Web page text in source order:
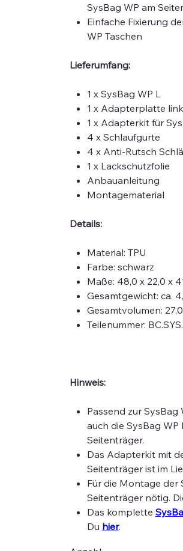
SysBag WP am
Einfache Fixierung
WP Taschen
Lieferumfang:
1 x SysBag WP L
1 x Adapterplatte
1 x Adapterkit für
4 x Schlaufgurte
4 x Anti-Rutsch
1 x Lackschutzfolie
Anbauanleitung
Montagematerial
Details:
Material: TPU
Farbe: schwarz
Maße: 48,0 x 22,0 x
Gesamtgewicht: ca.
Gesamtvolumen:
Teilenummer:
Hinweis:
Passend zur
auch die SysBag
Seitenträger.
Das Adapterkit mit
Seitenträger ist im
Für die Montage der
Seitenträger nötig.
Das komplette
Du hier.